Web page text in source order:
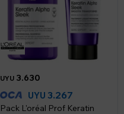
UYU 3.630
UYU 3.267
Pack L'oréal Prof Keratin